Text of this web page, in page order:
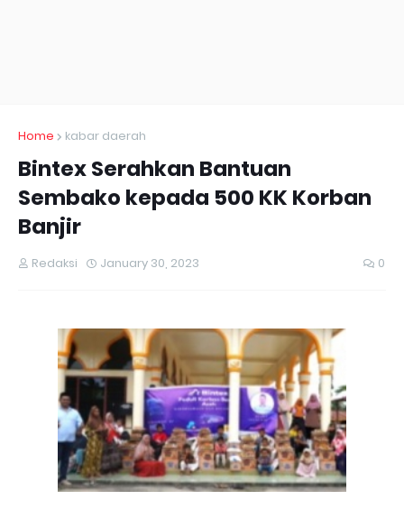
Home kabar daerah
Bintex Serahkan Bantuan
Sembako kepada 500 KK Korban
Banjir
Redaksi January 30, 2023 0